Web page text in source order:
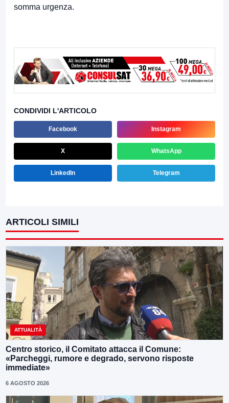
somma urgenza.
CONDIVIDI L'ARTICOLO
Facebook Instagram
X WhatsApp
LinkedIn Telegram
ARTICOLI SIMILI
ATTUALITÀ
Centro storico, il Comitato attacca il Comune:
«Parcheggi, rumore e degrado, servono risposte
immediate»
6 AGOSTO 2026